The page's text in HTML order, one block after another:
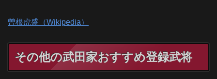
曽根虎盛（Wikipedia）
その他の武田家おすすめ登録武将